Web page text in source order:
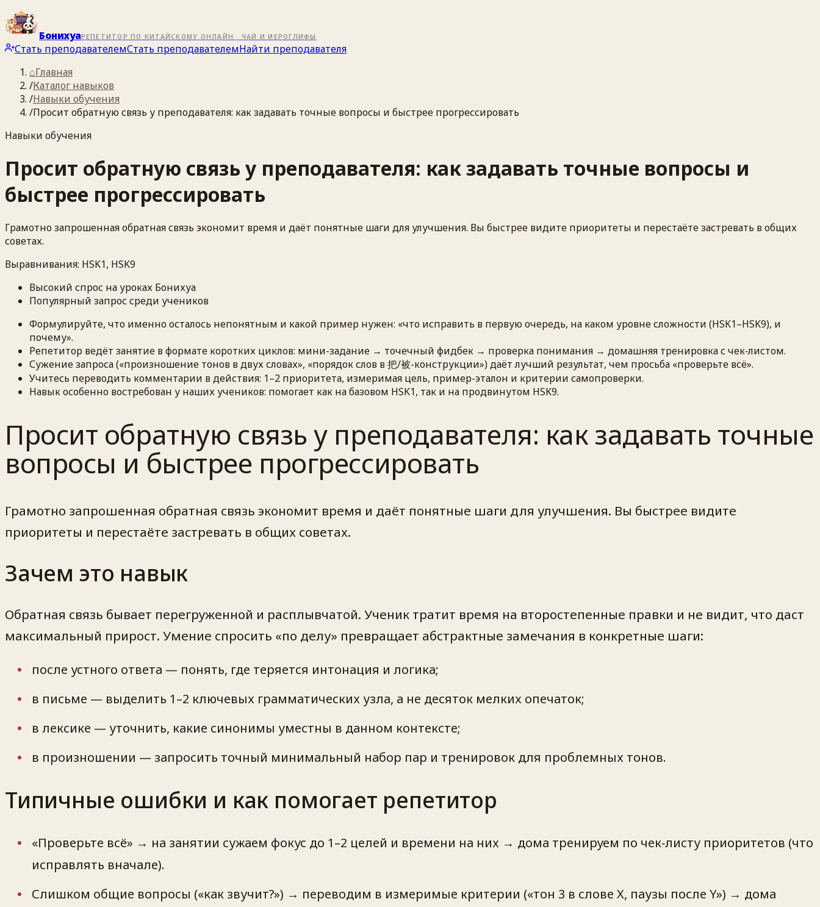
БонихуаРЕПЕТИТОР ПО КИТАЙСКОМУ ОНЛАЙН · ЧАЙ И ИЕРОГЛИФЫ
Стать преподавателемСтать преподавателемНайти преподавателя
⌂Главная
/Каталог навыков
/Навыки обучения
/Просит обратную связь у преподавателя: как задавать точные вопросы и быстрее прогрессировать
Навыки обучения
Просит обратную связь у преподавателя: как задавать точные вопросы и
быстрее прогрессировать
Грамотно запрошенная обратная связь экономит время и даёт понятные шаги для улучшения. Вы быстрее видите приоритеты и перестаёте застревать в общих
советах.
Выравнивания: HSK1, HSK9
Высокий спрос на уроках Бонихуа
Популярный запрос среди учеников
Формулируйте, что именно осталось непонятным и какой пример нужен: «что исправить в первую очередь, на каком уровне сложности (HSK1–HSK9), и
почему».
Репетитор ведёт занятие в формате коротких циклов: мини-задание → точечный фидбек → проверка понимания → домашняя тренировка с чек‑листом.
Сужение запроса («произношение тонов в двух словах», «порядок слов в 把/被-конструкции») даёт лучший результат, чем просьба «проверьте всё».
Учитесь переводить комментарии в действия: 1–2 приоритета, измеримая цель, пример-эталон и критерии самопроверки.
Навык особенно востребован у наших учеников: помогает как на базовом HSK1, так и на продвинутом HSK9.
Просит обратную связь у преподавателя: как задавать точные
вопросы и быстрее прогрессировать
Грамотно запрошенная обратная связь экономит время и даёт понятные шаги для улучшения. Вы быстрее видите
приоритеты и перестаёте застревать в общих советах.
Зачем это навык
Обратная связь бывает перегруженной и расплывчатой. Ученик тратит время на второстепенные правки и не видит, что даст
максимальный прирост. Умение спросить «по делу» превращает абстрактные замечания в конкретные шаги:
после устного ответа — понять, где теряется интонация и логика;
в письме — выделить 1–2 ключевых грамматических узла, а не десяток мелких опечаток;
в лексике — уточнить, какие синонимы уместны в данном контексте;
в произношении — запросить точный минимальный набор пар и тренировок для проблемных тонов.
Типичные ошибки и как помогает репетитор
«Проверьте всё» → на занятии сужаем фокус до 1–2 целей и времени на них → дома тренируем по чек‑листу приоритетов (что
исправлять вначале).
Слишком общие вопросы («как звучит?») → переводим в измеримые критерии («тон 3 в слове X, паузы после Y») → дома